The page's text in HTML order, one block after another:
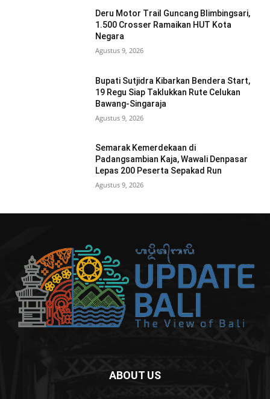
Deru Motor Trail Guncang Blimbingsari,
1.500 Crosser Ramaikan HUT Kota
Negara
Agustus 9, 2026
Bupati Sutjidra Kibarkan Bendera Start,
19 Regu Siap Taklukkan Rute Celukan
Bawang-Singaraja
Agustus 9, 2026
Semarak Kemerdekaan di
Padangsambian Kaja, Wawali Denpasar
Lepas 200 Peserta Sepakad Run
Agustus 9, 2026
ABOUT US